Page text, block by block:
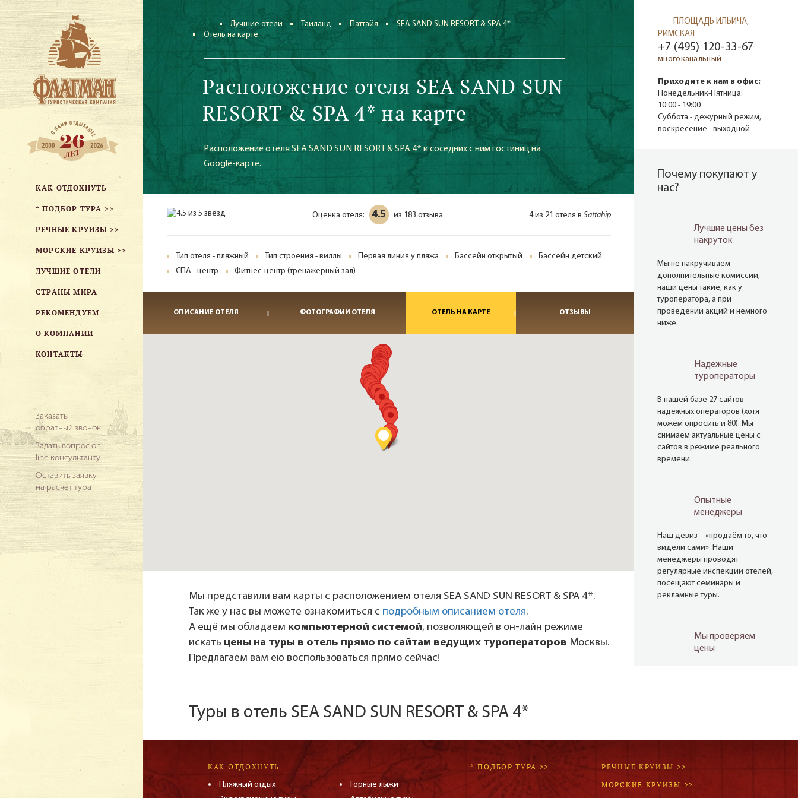
КАК ОТДОХНУТЬ
* ПОДБОР ТУРА >>
РЕЧНЫЕ КРУИЗЫ >>
МОРСКИЕ КРУИЗЫ >>
ЛУЧШИЕ ОТЕЛИ
СТРАНЫ МИРА
РЕКОМЕНДУЕМ
О КОМПАНИИ
КОНТАКТЫ
Заказать
обратный звонок
Задать вопрос on-
line консультанту
Оставить заявку
на расчёт тура
Лучшие отели Таиланд Паттайя
SEA SAND SUN RESORT & SPA 4*
Отель на карте
Расположение отеля SEA SAND SUN
RESORT & SPA 4* на карте
Расположение отеля SEA SAND SUN RESORT & SPA 4* и соседних с ним гостиниц на
Google-карте.
Оценка отеля: 4.5 из 183 отзыва 4 из 21 отеля в Sattahip
Тип отеля - пляжный Тип строения - виллы Первая линия у пляжа Бассейн открытый
Бассейн детский
СПА - центр
Фитнес-центр (тренажерный зал)
ОПИСАНИЕ ОТЕЛЯ ФОТОГРАФИИ ОТЕЛЯ ОТЕЛЬ НА КАРТЕ ОТЗЫВЫ
Мы представили вам карты с расположением отеля SEA SAND SUN RESORT & SPA 4*.
Так же у нас вы можете ознакомиться с подробным описанием отеля.
А ещё мы обладаем компьютерной системой, позволяющей в он-лайн режиме
искать цены на туры в отель прямо по сайтам ведущих туроператоров Москвы.
Предлагаем вам ею воспользоваться прямо сейчас!
ПЛОЩАДЬ ИЛЬИЧА,
РИМСКАЯ
+7 (495) 120-33-67
многоканальный
Приходите к нам в офис:
Понедельник-Пятница:
10:00 - 19:00
Суббота - дежурный режим,
воскресение - выходной
Почему покупают у
нас?
Лучшие цены без
накруток
Мы не накручиваем
дополнительные комиссии,
наши цены такие, как у
туроператора, а при
проведении акций и немного
ниже.
Надежные
туроператоры
В нашей базе 27 сайтов
надёжных операторов (хотя
можем опросить и 80). Мы
снимаем актуальные цены с
сайтов в режиме реального
времени.
Опытные
менеджеры
Наш девиз – «продаём то, что
видели сами». Наши
менеджеры проводят
регулярные инспекции отелей,
посещают семинары и
рекламные туры.
Мы проверяем
цены
Туры в отель SEA SAND SUN RESORT & SPA 4*
КАК ОТДОХНУТЬ
Пляжный отдых
Горные лыжи
* ПОДБОР ТУРА >>
РЕЧНЫЕ КРУИЗЫ >>
МОРСКИЕ КРУИЗЫ >>